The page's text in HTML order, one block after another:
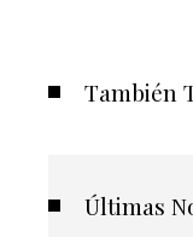
También
Últimas